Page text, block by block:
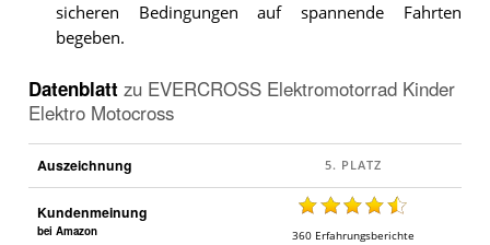
sicheren Bedingungen auf spannende Fahrten
begeben.
Datenblatt zu EVERCROSS Elektromotorrad Kinder
Elektro Motocross
Auszeichnung
Kundenmeinung
bei Amazon 360 Erfahrungsberichte